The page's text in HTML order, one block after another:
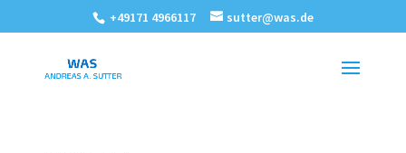
+49171 4966117 sutter@was.de